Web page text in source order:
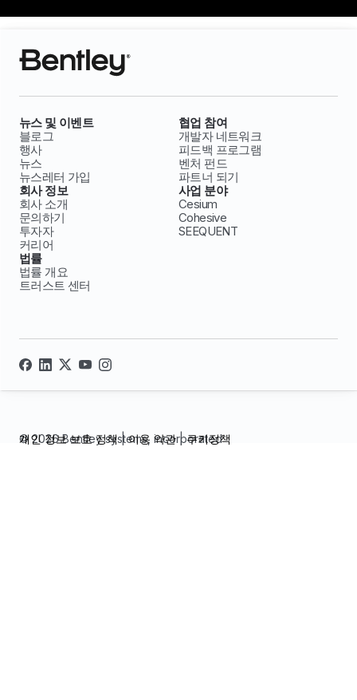
뉴스 및 이벤트
블로그
행사
뉴스
뉴스레터 가입
협업 참여
개발자 네트워크
피드백 프로그램
벤처 펀드
파트너 되기
회사 정보
회사 소개
문의하기
투자자
커리어
사업 분야
Cesium
Cohesive
SEEQUENT
법률
법률 개요
트러스트 센터
© 2026 Bentley systems, incorporated
개인 정보 보호 정책|이용 약관|쿠키정책